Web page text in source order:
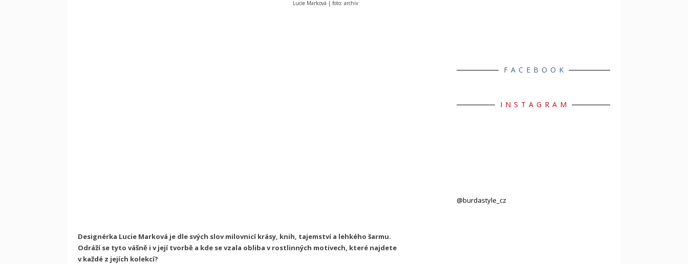
Lucie Marková | foto: archiv
Designérka Lucie Marková je dle svých slov milovnicí krásy, knih, tajemství a lehkého šarmu.
Odráží se tyto vášně i v její tvorbě a kde se vzala obliba v rostlinných motivech, které najdete
v každé z jejích kolekcí?
FACEBOOK
INSTAGRAM
@burdastyle_cz